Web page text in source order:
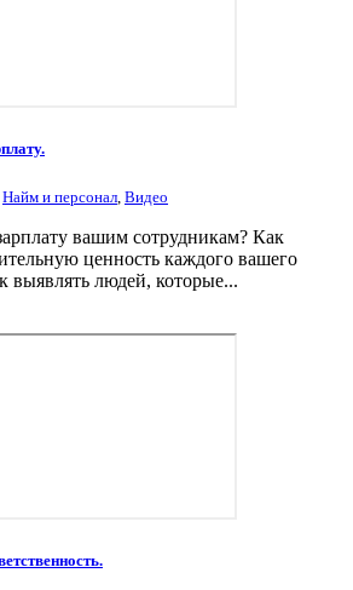
Найм и персонал, Видео
вашим сотрудникам? Как
ценность каждого вашего
выявлять людей, которые...